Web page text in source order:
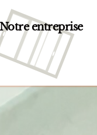
Notre entreprise